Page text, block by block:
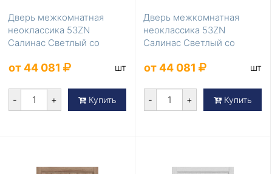
Дверь межкомнатная
неоклассика 53ZN
Салинас Светлый со
от 44 081 шт
- + Купить
Дверь межкомнатная
неоклассика 53ZN
Салинас Светлый со
от 44 081 шт
- + Купить